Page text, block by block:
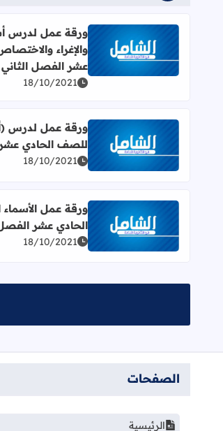
اقرأ المزيد عن ورقة عمل لدرس
ورقة عمل لدرس
والإغراء
عشر الفصل الثاني
18/10/2021
اقرأ المزيد عن ورقة عمل
ورقة عمل لدرس
للصف الحادي عشر
18/10/2021
اقرأ المزيد عن ورقة عمل
ورقة عمل
الحادي عشر الفصل
18/10/2021
الصفحات
الرئيسية